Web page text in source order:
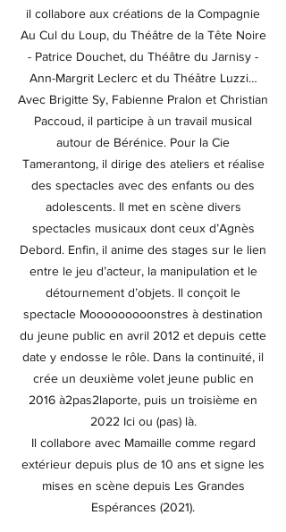
il collabore aux créations de la Compagnie
Au Cul du Loup, du Théâtre de la Tête Noire
- Patrice Douchet, du Théâtre du Jarnisy -
Ann-Margrit Leclerc et du Théâtre Luzzi…
Avec Brigitte Sy, Fabienne Pralon et Christian
Paccoud, il participe à un travail musical
autour de Bérénice. Pour la Cie
Tamerantong, il dirige des ateliers et réalise
des spectacles avec des enfants ou des
adolescents. Il met en scène divers
spectacles musicaux dont ceux d’Agnès
Debord. Enfin, il anime des stages sur le lien
entre le jeu d’acteur, la manipulation et le
détournement d’objets. Il conçoit le
spectacle Mooooooooonstres à destination
du jeune public en avril 2012 et depuis cette
date y endosse le rôle. Dans la continuité, il
crée un deuxième volet jeune public en
2016 à2pas2laporte, puis un troisième en
2022 Ici ou (pas) là.
Il collabore avec Mamaille comme regard
extérieur depuis plus de 10 ans et signe les
mises en scène depuis Les Grandes
Espérances (2021).